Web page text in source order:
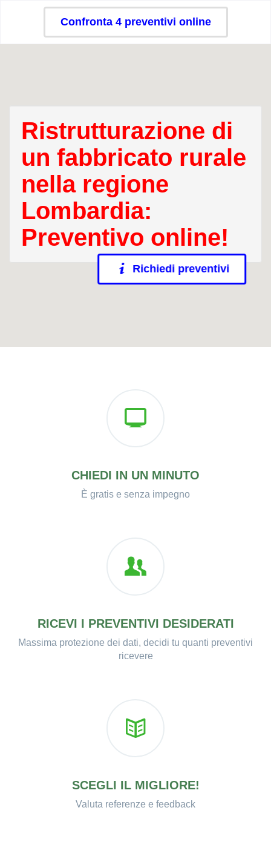
Confronta 4 preventivi online
Ristrutturazione di
un fabbricato rurale
nella regione
Lombardia:
Preventivo online!
Richiedi preventivi
CHIEDI IN UN MINUTO
È gratis e senza impegno
RICEVI I PREVENTIVI DESIDERATI
Massima protezione dei dati, decidi tu quanti preventivi
ricevere
SCEGLI IL MIGLIORE!
Valuta referenze e feedback